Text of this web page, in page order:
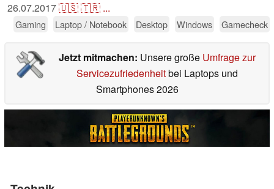
26.07.2017🇺🇸🇹🇷 ...
Gaming Laptop / Notebook Desktop Windows Gamecheck
Jetzt mitmachen: Unsere große Umfrage zur
Servicezufriedenheitbei Laptops und
Smartphones 2026